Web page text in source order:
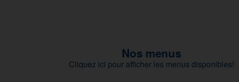
Nos menus
Cliquez ici pour afficher les menus disponibles!